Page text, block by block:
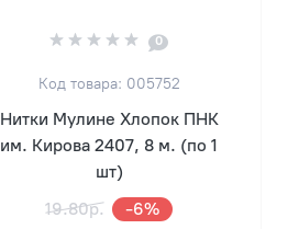
0
Код товара: 005752
Нитки Мулине Хлопок ПНК
им. Кирова 2407, 8 м. (по 1
шт)
19.80р.
-6%